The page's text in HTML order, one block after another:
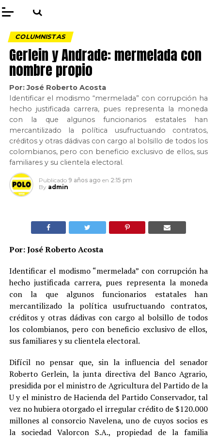
COLUMNISTAS
Gerlein y Andrade: mermelada con
nombre propio
Por: José Roberto Acosta
Identificar el modismo “mermelada” con corrupción ha
hecho justificada carrera, pues representa la moneda
con la que algunos funcionarios estatales han
mercantilizado la política usufructuando contratos,
créditos y otras dádivas con cargo al bolsillo de todos los
colombianos, pero con beneficio exclusivo de ellos, sus
familiares y su clientela electoral.
Publicado 9 años ago en 2:15 pm
By admin
Por: José Roberto Acosta
Identificar el modismo “mermelada” con corrupción ha
hecho justificada carrera, pues representa la moneda
con la que algunos funcionarios estatales han
mercantilizado la política usufructuando contratos,
créditos y otras dádivas con cargo al bolsillo de todos
los colombianos, pero con beneficio exclusivo de ellos,
sus familiares y su clientela electoral.
Difícil no pensar que, sin la influencia del senador
Roberto Gerlein, la junta directiva del Banco Agrario,
presidida por el ministro de Agricultura del Partido de la
U y el ministro de Hacienda del Partido Conservador, tal
vez no hubiera otorgado el irregular crédito de $120.000
millones al consorcio Navelena, uno de cuyos socios es
la sociedad Valorcon S.A., propiedad de la familia